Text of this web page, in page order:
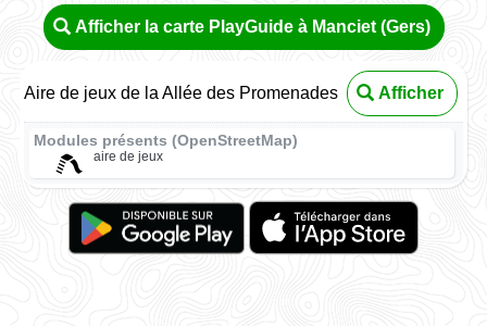
Afficher la carte PlayGuide à Manciet (Gers)
Aire de jeux de la Allée des Promenades Afficher
Modules présents (OpenStreetMap)
aire de jeux